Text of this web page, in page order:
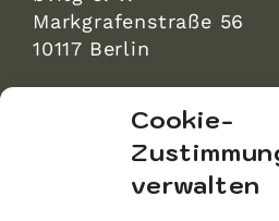
Cookie-
verwalten
Markgrafenstraße 56
10117 Berlin
Markgrafenstraße 56
10117 Berlin